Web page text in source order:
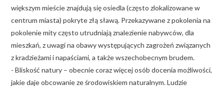
większym mieście znajdują się osiedla (często zlokalizowane w
centrum miasta) pokryte złą sławą. Przekazywane z pokolenia na
pokolenie mity często utrudniają znalezienie nabywców, dla
mieszkań, z uwagi na obawy występujących zagrożeń związanych
z kradzieżami i napaściami, a także wszechobecnym brudem.
- Bliskość natury – obecnie coraz więcej osób docenia możliwości,
jakie daje obcowanie ze środowiskiem naturalnym. Ludzie